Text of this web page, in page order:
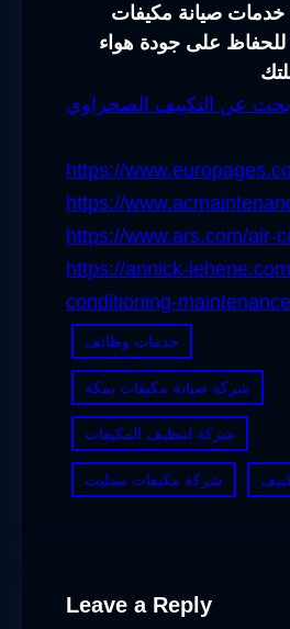
خدمات صيانة مكيفات
على جودة هواء
بحث عن التكييف الصحراوي
https://
https://
https://www.ars.com/air-
https://annick-
conditioning-
خدمات وظائف
شركة صيانة مكيفات بمكة
شركة لتنظيف المكيفات
شركة مكيفات سبليت
Leave a Reply